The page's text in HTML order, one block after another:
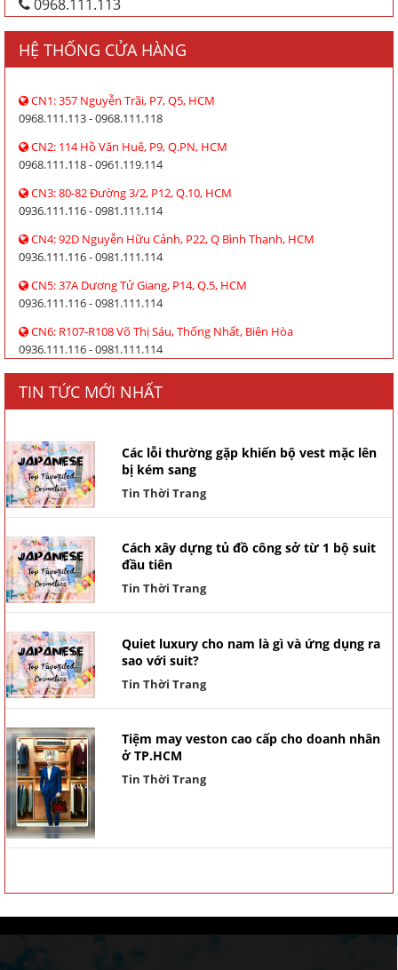
0968.111.113
HỆ THỐNG CỬA HÀNG
CN1: 357 Nguyễn Trãi, P7, Q5, HCM
0968.111.113 - 0968.111.118
CN2: 114 Hồ Văn Huê, P9, Q.PN, HCM
0968.111.118 - 0961.119.114
CN3: 80-82 Đường 3/2, P12, Q.10, HCM
0936.111.116 - 0981.111.114
CN4: 92D Nguyễn Hữu Cảnh, P22, Q Bình Thạnh, HCM
0936.111.116 - 0981.111.114
CN5: 37A Dương Tử Giang, P14, Q.5, HCM
0936.111.116 - 0981.111.114
CN6: R107-R108 Võ Thị Sáu, Thống Nhất, Biên Hòa
0936.111.116 - 0981.111.114
TIN TỨC MỚI NHẤT
Các lỗi thường gặp khiến bộ vest mặc lên
bị kém sang
Tin Thời Trang
Cách xây dựng tủ đồ công sở từ 1 bộ suit
đầu tiên
Tin Thời Trang
Quiet luxury cho nam là gì và ứng dụng ra
sao với suit?
Tin Thời Trang
Tiệm may veston cao cấp cho doanh nhân
ở TP.HCM
Tin Thời Trang